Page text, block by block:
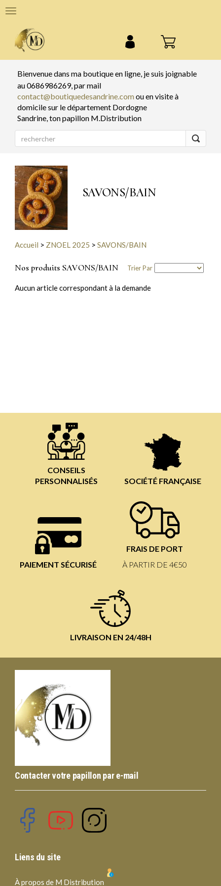
Menu
Bienvenue dans ma boutique en ligne, je suis joignable
au0686986269, par mail
contact@boutiquedesandrine.comou en visite à
domicile sur le département Dordogne
Sandrine, ton papillon M.Distribution
SAVONS/BAIN
Accueil > ZNOEL 2025 > SAVONS/BAIN
Trier Par
Nos produits SAVONS/BAIN
Aucun article correspondant à la demande
CONSEILS
PERSONNALISÉS
SOCIÉTÉ FRANÇAISE
PAIEMENT SÉCURISÉ
FRAIS DE PORT
À PARTIR DE 4€50
LIVRAISON EN 24/48H
Contacter votre papillon par e-mail
Liens du site
À propos de M Distribution